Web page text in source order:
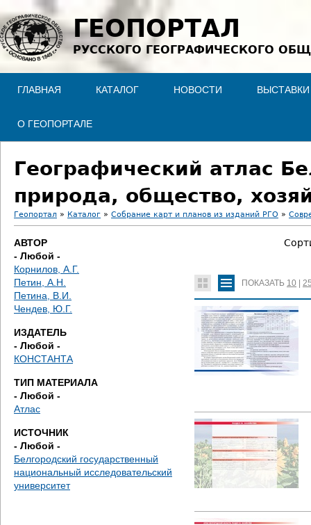
Jump to navigation
ГЕОПОРТАЛ
РУССКОГО ГЕОГРАФИЧЕСКОГО
ГЛАВНАЯ КАТАЛОГ НОВОСТИ ВЫСТАВКИ
О ГЕОПОРТАЛЕ
Географический атлас
природа, общество,
В
ы
з
д
е
ь
Геопортал » Каталог » Собрание карт и планов из изданий РГО »
АВТОР
- Любой -
Корнилов, А.Г.
Петин, А.Н.
Петина, В.И.
Чендев, Ю.Г.
ИЗДАТЕЛЬ
- Любой -
КОНСТАНТА
ТИП МАТЕРИАЛА
- Любой -
Атлас
ИСТОЧНИК
- Любой -
Белгородский государственный
национальный исследовательский
университет
ПОКАЗАТЬ 10